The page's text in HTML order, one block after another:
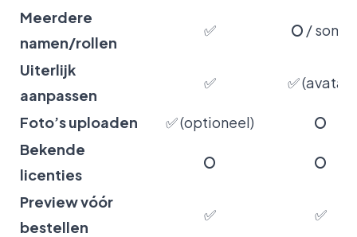
Meerdere
namen/rollen
✅ ⭘ / soms
Uiterlijk
aanpassen
✅ ✅ (avatar)
Foto’s uploaden ✅ (optioneel)
⭘
Bekende
licenties
⭘ ⭘
Preview vóór
bestellen
✅ ✅